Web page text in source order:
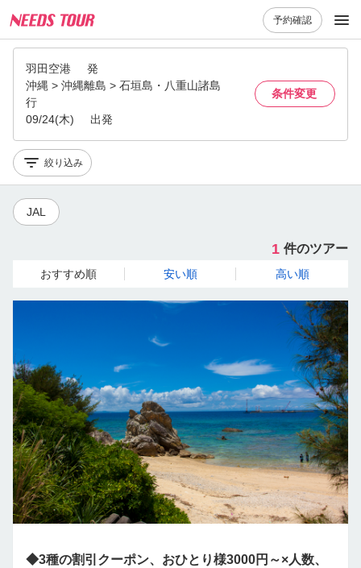
予約確認
羽田空港
発
沖縄 > 沖縄離島 > 石垣島・八重山諸島
行
09/24(木)
出発
条件変更
絞り込み
JAL
1 件のツアー
おすすめ順 安い順 高い順
◆3種の割引クーポン、おひとり様3000円～×人数、